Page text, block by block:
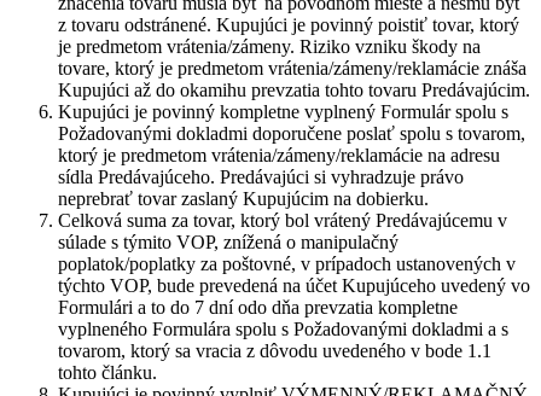
z tovaru odstránené. Kupujúci je povinný poistiť tovar, ktorý
je predmetom vrátenia/zámeny. Riziko vzniku škody na
tovare, ktorý je predmetom vrátenia/zámeny/reklamácie znáša
Kupujúci až do okamihu prevzatia tohto tovaru Predávajúcim.
Kupujúci je povinný kompletne vyplnený Formulár spolu s
Požadovanými dokladmi doporučene poslať spolu s tovarom,
ktorý je predmetom vrátenia/zámeny/reklamácie na adresu
sídla Predávajúceho. Predávajúci si vyhradzuje právo
neprebrať tovar zaslaný Kupujúcim na dobierku.
Celková suma za tovar, ktorý bol vrátený Predávajúcemu v
súlade s týmito VOP, znížená o manipulačný
poplatok/poplatky za poštovné, v prípadoch ustanovených v
týchto VOP, bude prevedená na účet Kupujúceho uvedený vo
Formulári a to do 7 dní odo dňa prevzatia kompletne
vyplneného Formulára spolu s Požadovanými dokladmi a s
tovarom, ktorý sa vracia z dôvodu uvedeného v bode 1.1
tohto článku.